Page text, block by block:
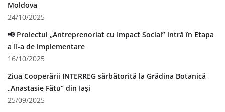
Moldova
24/10/2025
📢 Proiectul „Antreprenoriat cu Impact Social” intră în Etapa
a II-a de implementare
16/10/2025
Ziua Cooperării INTERREG sărbătorită la Grădina Botanică
„Anastasie Fătu” din Iași
25/09/2025